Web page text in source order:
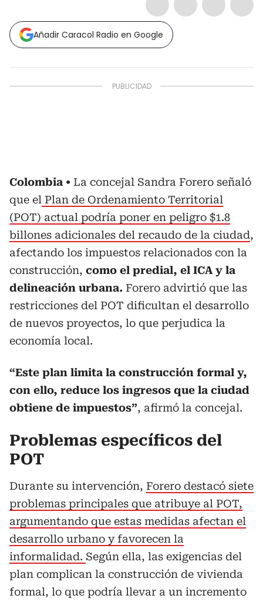
Añadir Caracol Radio en Google
Colombia
La concejal Sandra Forero señaló
que el Plan de Ordenamiento Territorial
(POT) actual podría poner en peligro $1.8
billones adicionales del recaudo de la ciudad,
afectando los impuestos relacionados con la
construcción, como el predial, el ICA y la
delineación urbana. Forero advirtió que las
restricciones del POT dificultan el desarrollo
de nuevos proyectos, lo que perjudica la
economía local.
“Este plan limita la construcción formal y,
con ello, reduce los ingresos que la ciudad
obtiene de impuestos”, afirmó la concejal.
Problemas específicos del
POT
Durante su intervención, Forero destacó siete
problemas principales que atribuye al POT,
argumentando que estas medidas afectan el
desarrollo urbano y favorecen la
informalidad. Según ella, las exigencias del
plan complican la construcción de vivienda
formal, lo que podría llevar a un incremento